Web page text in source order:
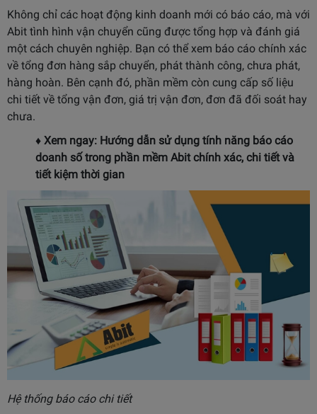
Không chỉ các hoạt động kinh doanh mới có báo cáo, mà với
Abit tình hình vận chuyển cũng được tổng hợp và đánh giá
một cách chuyên nghiệp. Bạn có thể xem báo cáo chính xác
về tổng đơn hàng sắp chuyển, phát thành công, chưa phát,
hàng hoàn. Bên cạnh đó, phần mềm còn cung cấp số liệu
chi tiết về tổng vận đơn, giá trị vận đơn, đơn đã đối soát hay
chưa.
♦ Xem ngay: Hướng dẫn sử dụng tính năng báo cáo
doanh số trong phần mềm Abitchính xác, chi tiết và
tiết kiệm thời gian
Hệ thống báo cáo chi tiết